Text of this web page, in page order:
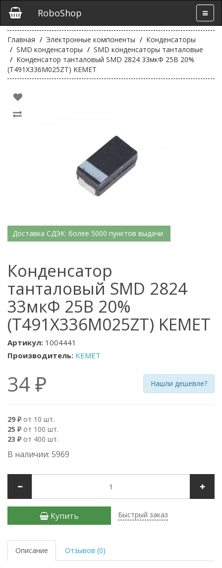
RoboShop
Главная Электронные компоненты
Конденсаторы
SMD конденсаторы
SMD конденсаторы танталовые
Конденсатор танталовый SMD 2824 33мкФ 25В 20%
(T491X336M025ZT) KEMET
Доставка СДЭК: более 5000 пунктов выдачи
Конденсатор
танталовый SMD 2824
33мкФ 25В 20%
(T491X336M025ZT) KEMET
Артикул: 1004441
Производитель: KEMET
34 ₽ Нашли дешевле?
29 ₽ от 10 шт.
25 ₽ от 100 шт.
23 ₽ от 400 шт.
В наличии: 5969
Купить Быстрый заказ
Описание Отзывов (0)